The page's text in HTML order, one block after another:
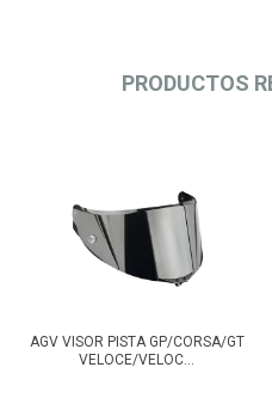
PRODUCTOS
AGV VISOR PISTA GP/CORSA/GT
VELOCE/VELOC...